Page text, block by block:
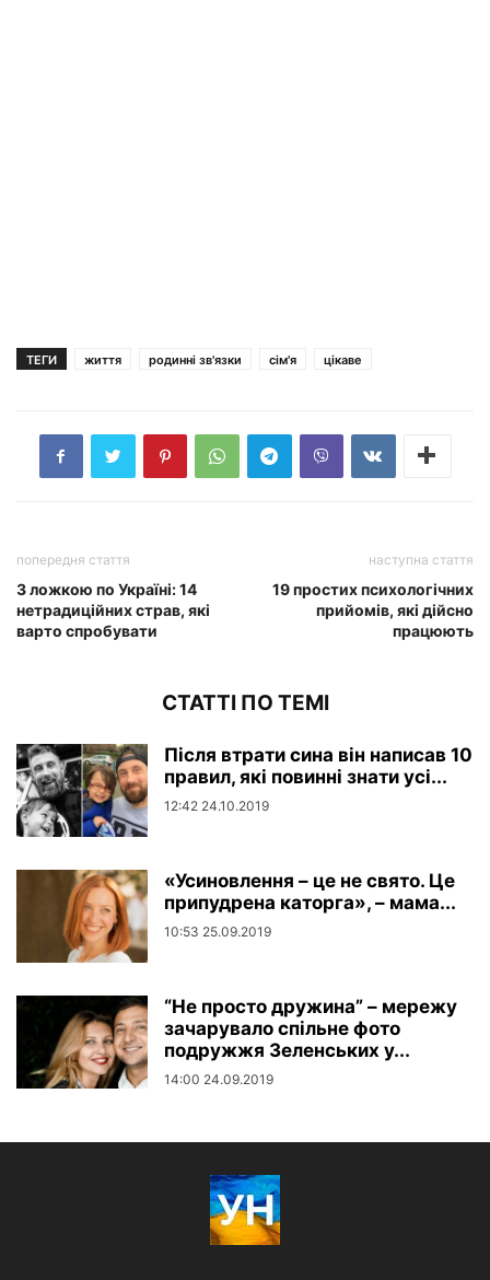
ТЕГИ життя родинні зв'язки сім'я цікаве
попередня стаття
З ложкою по Україні: 14
нетрадиційних страв, які
варто спробувати
наступна стаття
19 простих психологічних
прийомів, які дійсно
працюють
СТАТТІ ПО ТЕМІ
Після втрати сина він написав 10
правил, які повинні знати усі...
12:42 24.10.2019
«Усиновлення – це не свято. Це
припудрена каторга», – мама...
10:53 25.09.2019
“Не просто дружина” – мережу
зачарувало спільне фото
подружжя Зеленських у...
14:00 24.09.2019